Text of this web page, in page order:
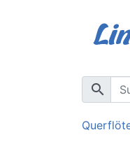
search